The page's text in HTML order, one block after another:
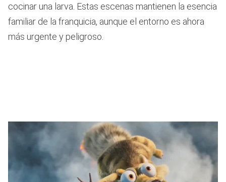
cocinar una larva. Estas escenas mantienen la esencia
familiar de la franquicia, aunque el entorno es ahora
más urgente y peligroso.